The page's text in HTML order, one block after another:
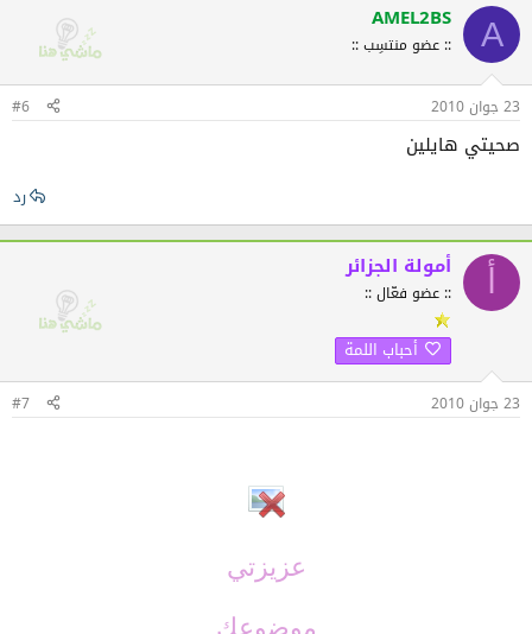
A
AMEL2BS
:: عضو منتسِب ::
23 جوان 2010 #6
صحيتي هايلين
رد
أمولة الجزائر
:: عضو فعّال ::
أحباب اللمة
23 جوان 2010 #7
عزيزتي
موضوعك